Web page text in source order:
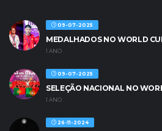
09-07-2025
MEDALHADOS NO WORLD
1 ANO
09-07-2025
SELEÇÃO NACIONAL NO
1 ANO
26-11-2024